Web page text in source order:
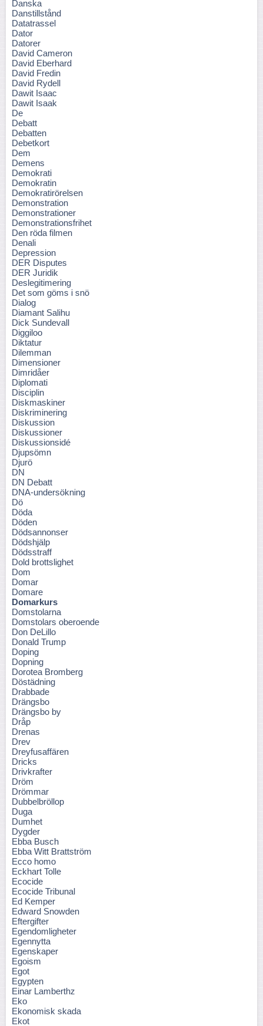
Danska
Danstillstånd
Datatrassel
Dator
Datorer
David Cameron
David Eberhard
David Fredin
David Rydell
Dawit Isaac
Dawit Isaak
De
Debatt
Debatten
Debetkort
Dem
Demens
Demokrati
Demokratin
Demokratirörelsen
Demonstration
Demonstrationer
Demonstrationsfrihet
Den röda filmen
Denali
Depression
DER Disputes
DER Juridik
Deslegitimering
Det som göms i snö
Dialog
Diamant Salihu
Dick Sundevall
Diggiloo
Diktatur
Dilemman
Dimensioner
Dimridåer
Diplomati
Disciplin
Diskmaskiner
Diskriminering
Diskussion
Diskussioner
Diskussionsidé
Djupsömn
Djurö
DN
DN Debatt
DNA-undersökning
Dö
Döda
Döden
Dödsannonser
Dödshjälp
Dödsstraff
Dold brottslighet
Dom
Domar
Domare
Domarkurs
Domstolarna
Domstolars oberoende
Don DeLillo
Donald Trump
Doping
Dopning
Dorotea Bromberg
Döstädning
Drabbade
Drängsbo
Drängsbo by
Dråp
Drenas
Drev
Dreyfusaffären
Dricks
Drivkrafter
Dröm
Drömmar
Dubbelbröllop
Duga
Dumhet
Dygder
Ebba Busch
Ebba Witt Brattström
Ecco homo
Eckhart Tolle
Ecocide
Ecocide Tribunal
Ed Kemper
Edward Snowden
Eftergifter
Egendomligheter
Egennytta
Egenskaper
Egoism
Egot
Egypten
Einar Lamberthz
Eko
Ekonomisk skada
Ekot